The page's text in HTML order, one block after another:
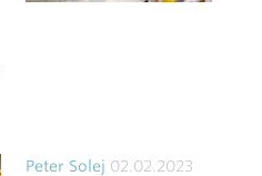
Peter Solej 02.02.2023